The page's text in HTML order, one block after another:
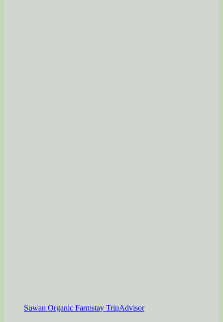
Suwan Organic Farmstay TripAdvisor